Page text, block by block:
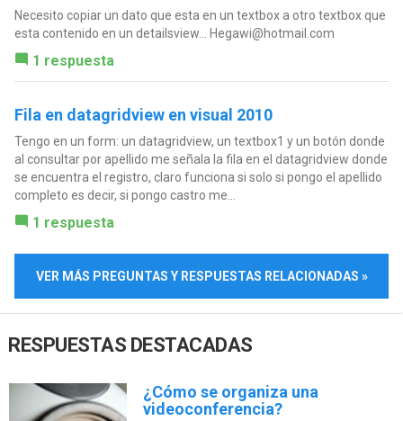
Necesito copiar un dato que esta en un textbox a otro textbox que
esta contenido en un detailsview... Hegawi@hotmail.com
1 respuesta
Fila en datagridview en visual 2010
Tengo en un form: un datagridview, un textbox1 y un botón donde
al consultar por apellido me señala la fila en el datagridview donde
se encuentra el registro, claro funciona si solo si pongo el apellido
completo es decir, si pongo castro me...
1 respuesta
VER MÁS PREGUNTAS Y RESPUESTAS RELACIONADAS »
RESPUESTAS DESTACADAS
¿Cómo se organiza una
videoconferencia?